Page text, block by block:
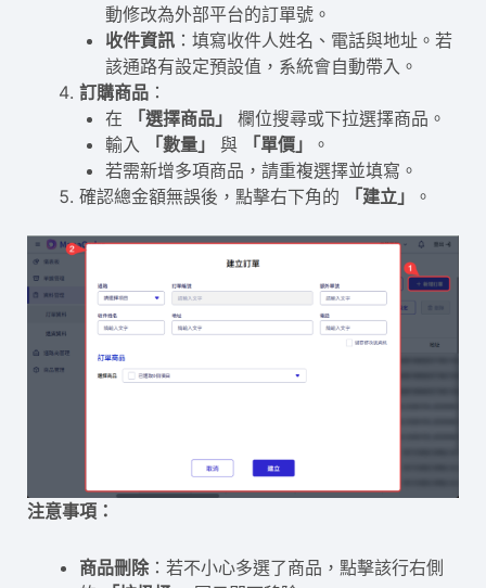
動修改為外部平台的訂單號。
收件資訊 ：填寫收件人姓名、電話與地址。若
該通路有設定預設值，系統會自動帶入。
訂購商品 ：
在
「選擇商品」
欄位搜尋或下拉選擇商品。
輸入
「數量」 與 「單價」
。
若需新增多項商品，請重複選擇並填寫。
確認總金額無誤後，點擊右下角的
「建立」 。
注意事項：
商品刪除：若不小心多選了商品，點擊該行右側